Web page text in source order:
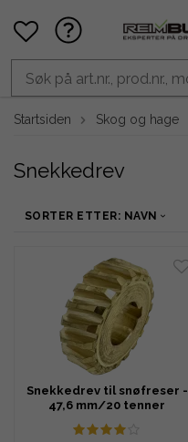
Startsiden Skog og hage
Snekkedrev
SORTER ETTER: NAVN
Snekkedrev til snøfreser -
47,6 mm/20 tenner